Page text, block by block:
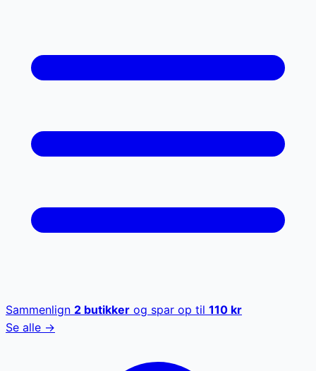
Sammenlign 2 butikker og spar op til 110 kr
Se alle →